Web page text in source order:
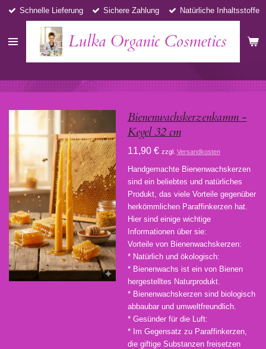
Zum
springen
Lulka Organic Cosmetics
Schnelle Lieferung Sichere Zahlung Natürliche Inhaltsstoffe
Bienenwachskerzenkamm -
Kegel 32 cm
11,90 € zzgl. Versandkosten
Handgemachte Bienenwachskerzen
sind ein beliebtes und natürliches
Produkt, das viele Vorteile gegenüber
herkömmlichen Paraffinkerzen hat.
Hier sind einige wichtige
Informationen über sie:
Vorteile von Bienenwachskerzen:
* Natürlich und ökologisch:
* Bienenwachs ist ein von Bienen
hergestelltes Naturprodukt.
* Bienenwachskerzen sind biologisch
abbaubar und umweltfreundlich.
* Gesünder für die Luft:
* Im Gegensatz zu Paraffinkerzen,
die giftige Substanzen freisetzen